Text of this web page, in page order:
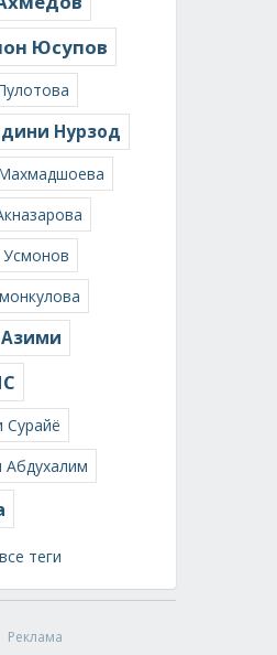
Юсупов
Нурзод
Азими
теги
Реклама